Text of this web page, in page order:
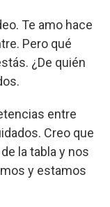
Te amo hace
Pero qué
¿De quién
entre
Creo que
la tabla y nos
y estamos